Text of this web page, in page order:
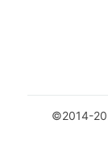
©2014-